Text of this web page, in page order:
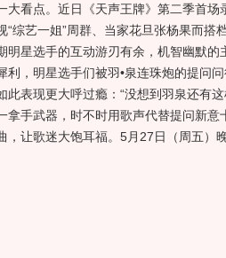
大看点。近日《天声王牌》第二季首场
综艺一姐”周群、当家花旦张杨果而搭
明星选手的互动游刃有余，机智幽默的
，明星选手们被羽•泉连珠炮的提问
表现更大呼过瘾：“没想到羽泉还有
拿手武器，时不时用歌声代替提问新意
，让歌迷大饱耳福。5月27日（周五）